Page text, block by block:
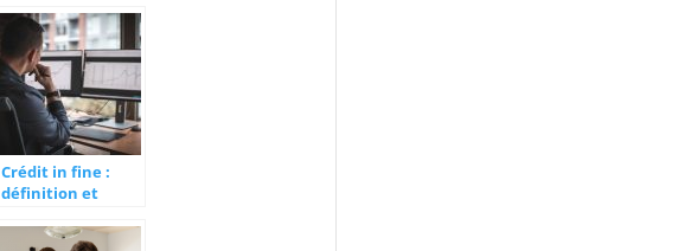
Crédit in fine :
définition et